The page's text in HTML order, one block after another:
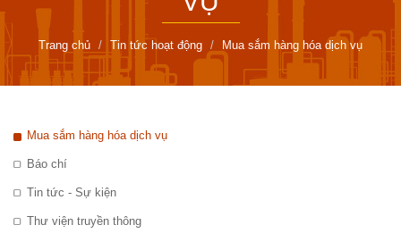
Trang chủ Tin tức hoạt động Mua sắm hàng hóa dịch vụ
Mua sắm hàng hóa dịch vụ
Báo chí
Tin tức - Sự kiện
Thư viện truyền thông